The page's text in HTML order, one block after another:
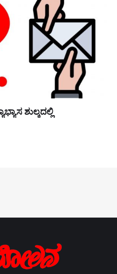
ಶುಲ್ಕದಲ್ಲಿ